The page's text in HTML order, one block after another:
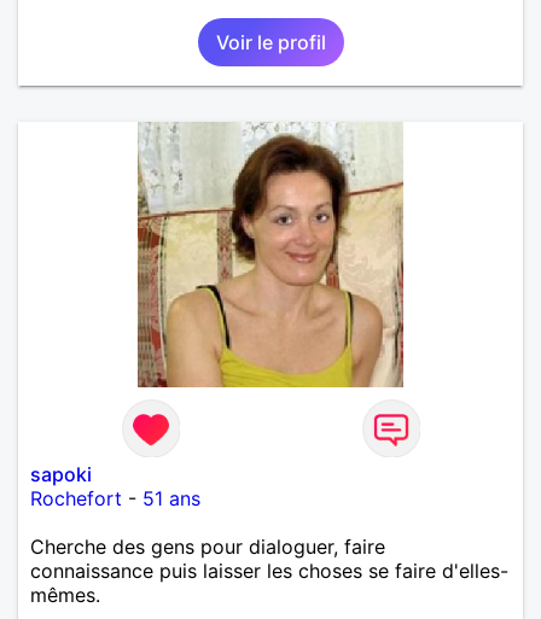
Voir le profil
sapoki
Rochefort - 51 ans
Cherche des gens pour dialoguer, faire
connaissance puis laisser les choses se faire d'elles-
mêmes.